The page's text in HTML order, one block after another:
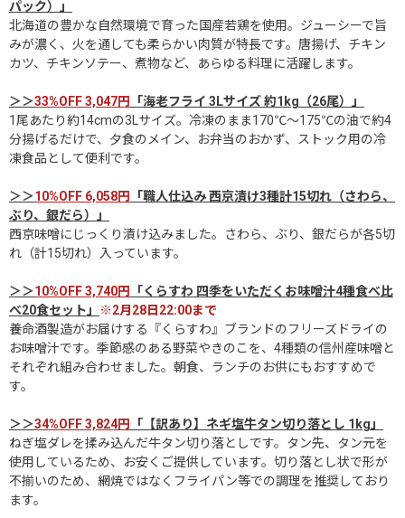
パック）」
北海道の豊かな自然環境で育った国産若鶏を使用。ジューシーで旨
みが濃く、火を通しても柔らかい肉質が特長です。唐揚げ、チキン
カツ、チキンソテー、煮物など、あらゆる料理に活躍します。
＞＞33%OFF 3,047円
「海老フライ 3Lサイズ 約1kg（26尾）」
1尾あたり約14cmの3Lサイズ。冷凍のまま170℃～175℃の油で約4
分揚げるだけで、夕食のメイン、お弁当のおかず、ストック用の冷
凍食品として便利です。
＞＞10%OFF 6,058円
「職人仕込み 西京漬け3種計15切れ（さわら、
ぶり、銀だら）」
西京味噌にじっくり漬け込みました。さわら、ぶり、銀だらが各5切
れ（計15切れ）入っています。
＞＞10%OFF 3,740円
「くらすわ 四季をいただくお味噌汁4種食べ比
べ20食セット」
※2月28日22:00まで
養命酒製造がお届けする『くらすわ』ブランドのフリーズドライの
お味噌汁です。季節感のある野菜やきのこを、4種類の信州産味噌と
それぞれ組み合わせました。朝食、ランチのお供にもおすすめで
す。
＞＞34%OFF 3,824円
「【訳あり】ネギ塩牛タン切り落とし 1kg」
ねぎ塩ダレを揉み込んだ牛タン切り落としです。タン先、タン元を
使用しているため、お安くご提供しています。切り落とし状で形が
不揃いのため、網焼ではなくフライパン等での調理を推奨しており
ます。